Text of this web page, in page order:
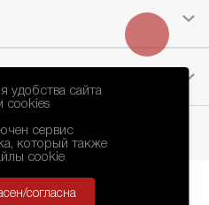
удобства сайта
cookies
сервис
который также
cookie
согласна